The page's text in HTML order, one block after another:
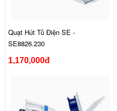
Quạt Hút Tủ Điện SE -
SE8826.230
1,170,000đ